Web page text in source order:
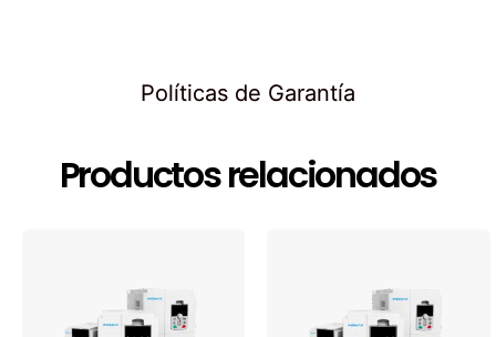
Políticas de Garantía
Productos relacionados